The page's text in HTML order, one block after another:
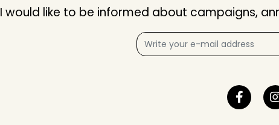
I would like to be informed about campaigns,